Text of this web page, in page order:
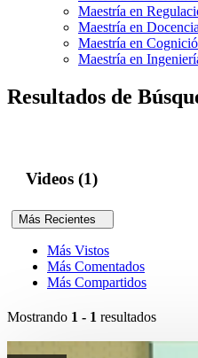
Maestría en
Maestría en
Maestría en
Maestría en
Resultados de
Videos (1)
Más Recientes
Más Vistos
Más Comentados
Más Compartidos
Mostrando 1 - 1 resultados